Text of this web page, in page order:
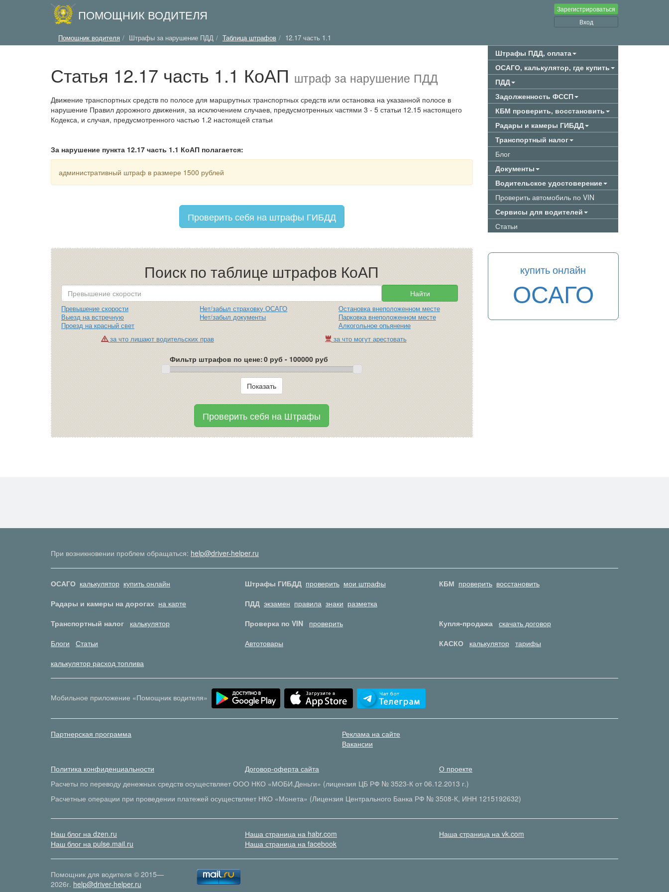
ПОМОЩНИК ВОДИТЕЛЯ
Зарегистрироваться
Вход
Помощник водителя Штрафы за нарушение ПДД Таблица штрафов 12.17 часть 1.1
Статья 12.17 часть 1.1 КоАП штраф за нарушение ПДД
Движение транспортных средств по полосе для маршрутных транспортных средств или остановка на указанной полосе в
нарушение Правил дорожного движения, за исключением случаев, предусмотренных частями 3 - 5 статьи 12.15 настоящего
Кодекса, и случая, предусмотренного частью 1.2 настоящей статьи
За нарушение пункта 12.17 часть 1.1 КоАП полагается:
административный штраф в размере 1500 рублей
Проверить себя на штрафы ГИБДД
Поиск по таблице штрафов КоАП
Превышение скорости
Выезд на встречную
Проезд на красный свет
Нет/забыл страховку ОСАГО
Нет/забыл документы
Остановка внеположенном месте
Парковка внеположенном месте
Алкогольное опьянение
за что лишают водительских прав
за что могут арестовать
Фильтр штрафов по цене:
Проверить себя на Штрафы
Штрафы ПДД, оплата
ОСАГО, калькулятор, где купить
ПДД
Задолженность ФССП
КБМ проверить, восстановить
Радары и камеры ГИБДД
Транспортный налог
Блог
Документы
Водительское удостоверение
Проверить автомобиль по VIN
Сервисы для водителей
Статьи
купить онлайн
ОСАГО
При возникновении проблем обращаться: help@driver-helper.ru
ОСАГО калькулятор купить онлайн Штрафы ГИБДД проверить мои штрафы КБМ проверить восстановить
Радары и камеры на дорогах на карте ПДД экзамен правила знаки разметка
Транспортный налог
калькулятор Проверка по VIN проверить Купля-продажа скачать договор
Блоги
Статьи Автотовары КАСКО калькулятор тарифы
калькулятор расход топлива
Мобильное приложение «Помощник водителя»
Партнерская программа
Реклама на сайте
Вакансии
Политика конфиденциальности Договор-оферта сайта
О проекте
Расчеты по переводу денежных средств осуществляет ООО НКО «МОБИ.Деньги» (лицензия ЦБ РФ № 3523-К от 06.12.2013 г.)
Расчетные операции при проведении платежей осуществляет НКО «Монета» (Лицензия Центрального Банка РФ № 3508-К, ИНН 1215192632)
Наш блог на dzen.ru Наша страница на habr.com
Наша страница на vk.com
Наш блог на pulse.mail.ru
Наша страница на facebook
Помощник для водителя © 2015—
2026г. help@driver-helper.ru